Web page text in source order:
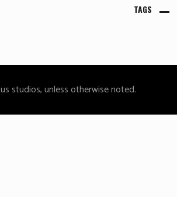
TAGS
studios, unless otherwise noted.